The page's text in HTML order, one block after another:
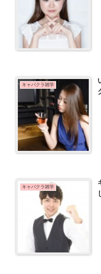
キャバクラ雑学
キャバクラ雑学